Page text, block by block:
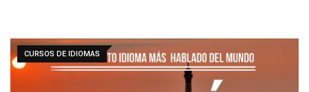
CURSOS DE IDIOMAS